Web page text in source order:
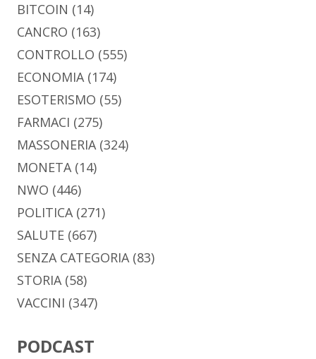
BITCOIN (14)
CANCRO (163)
CONTROLLO (555)
ECONOMIA(174)
ESOTERISMO (55)
FARMACI (275)
MASSONERIA(324)
MONETA(14)
NWO (446)
POLITICA(271)
SALUTE (667)
SENZA CATEGORIA(83)
STORIA(58)
VACCINI (347)
PODCAST